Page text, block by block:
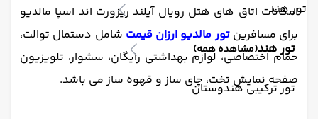
تور هند
تور هند(مشاهده همه)
تور ترکیبی هندوستان
امکانات اتاق های هتل رویال آیلند ریزورت اند اسپا مالدیو
برای مسافرینتور مالدیو ارزان قیمت شامل دستمال توالت،
حمام اختصاصی، لوازم بهداشتی رایگان، سشوار، تلویزیون
صفحه نمایش تخت، چای ساز و قهوه ساز می باشد.